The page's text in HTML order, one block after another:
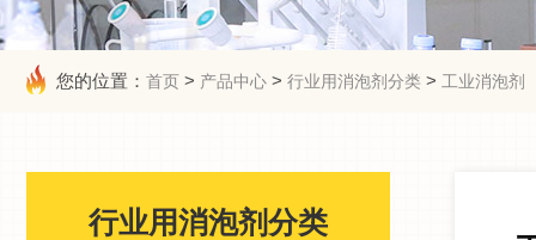
您的位置： 首页 > 产品中心 > 行业用消泡剂分类 > 工业消泡剂
行业用消泡剂分类